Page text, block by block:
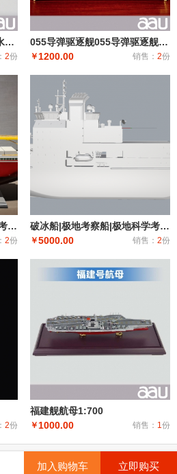
055驱逐舰 导弹驱逐舰 大型水面舰艇 军事海军舰艇航模纪念摆件展览收藏品送
2份
055导弹驱逐舰055导弹驱逐舰 中型水面舰艇 军事海军舰艇模型 工艺船航模纪念摆件展览收藏品送
￥ 1200.00 销售： 2份
破冰船|极地考察船|极地科学考察破冰船|科考船|雪龙二号工程船模型居家办公摆件纪念品收藏礼品赠送，支
2份
破冰船|极地考察船|极地科学考察破冰船|科考船|雪龙二号模型居家办公摆件纪念品收藏礼品赠送
￥5000.00 销售： 2份
2份
福建舰航母1:700
￥ 1000.00 销售： 1份
加入购物车 立即购买